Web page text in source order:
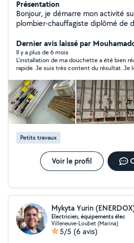
Présentation
Bonjour, je démarre mon activité
plombier-chauffagiste diplômé de
maintenant 10 ans je suis
suis très professionnel ,dynamique
Assurance RCPRO Décennale
06-81-24-32-35
Dernier avis laissé par
Il y a plus de 6 mois
L’installation de ma douchette a été bien
rapide. Je suis très content du résultat. Je
Petits travaux
Voir le profil
Mykyta Yurin
Electricien, équipements élec
Villeneuve-Loubet (Marina)
5/5 (6 avis)